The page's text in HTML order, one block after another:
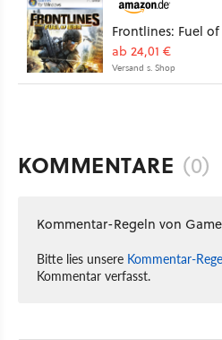
Frontlines: Fuel of
ab 24,01 €
Versand s. Shop
KOMMENTARE (0)
Kommentar-Regeln von
Bitte lies unsere Kommentar-
Kommentar verfasst.